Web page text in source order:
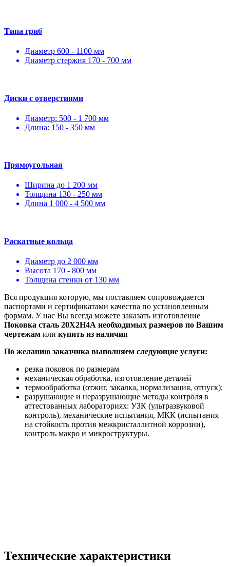
Типа гриб
Диаметр 600 - 1100 мм
Диаметр стержня 170 - 700 мм
Диски с отверстиями
Диаметр: 500 - 1 700 мм
Длина: 150 - 350 мм
Прямоугольная
Ширина до 1 200 мм
Толщина 130 - 250 мм
Длина 1 000 - 4 500 мм
Раскатные кольца
Диаметр до 2 000 мм
Высота 170 - 800 мм
Толщина стенки от 130 мм
Вся продукция которую, мы поставляем сопровождается
паспортами и сертификатами качества по установленным
формам. У нас Вы всегда можете заказать изготовление
Поковка сталь 20Х2Н4А необходимых размеров по Вашим
чертежам или купить из наличия
По желанию заказчика выполняем следующие услуги:
резка поковок по размерам
механическая обработка, изготовление деталей
термообработка (отжиг, закалка, нормализация, отпуск);
разрушающие и неразрушающие методы контроля в
аттестованных лабораториях: УЗК (ультразвуковой
контроль), механические испытания, МКК (испытания
на стойкость против межкристаллитной коррозии),
контроль макро и микроструктуры.
Технические характеристики